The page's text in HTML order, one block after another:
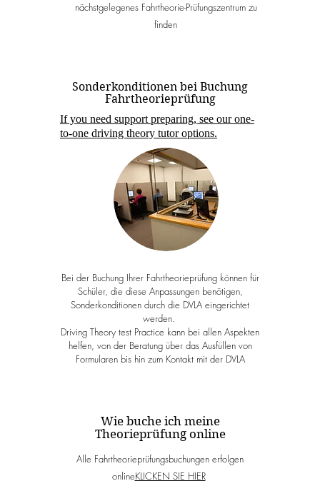
nächstgelegenes Fahrtheorie-Prüfungszentrum zu
finden
Sonderkonditionen bei Buchung
Fahrtheorieprüfung
If you need support preparing, see our one-
to-one driving theory tutor options.
Bei der Buchung Ihrer Fahrtheorieprüfung können für
Schüler, die diese Anpassungen benötigen,
Sonderkonditionen durch die DVLA eingerichtet
werden.
Driving Theory test Practice kann bei allen Aspekten
helfen, von der Beratung über das Ausfüllen von
Formularen bis hin zum Kontakt mit der DVLA
Wie buche ich meine
Theorieprüfung online
Alle Fahrtheorieprüfungsbuchungen erfolgen
onlineKLICKEN SIE HIER